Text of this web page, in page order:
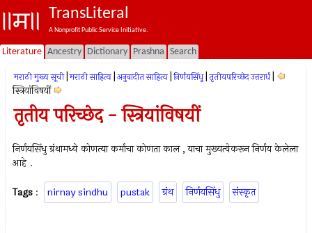
TransLiteral
A Nonprofit Public Service Initiative.
Literature Ancestry Dictionary Prashna Search
मराठी मुख्य सूची मराठी साहित्य अनुवादीत साहित्य निर्णयसिंधु तृतीयपरिच्छेद उत्तरार्ध
स्त्रियांविषयीं
तृतीय परिच्छेद - स्त्रियांविषयीं
निर्णयसिंधु ग्रंथामध्ये कोणत्या कर्माचा कोणता काल , याचा मुख्यत्वेकरून निर्णय केलेला
आहे .
Tags : nirnay sindhu pustak ग्रंथ निर्णयसिंधु संस्कृत